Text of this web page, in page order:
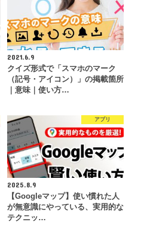
2021.6.9
クイズ形式で「スマホのマーク
（記号・アイコン）」の掲載箇所
｜意味｜使い方…
アプリ
2025.8.9
【Googleマップ】使い慣れた人
が無意識にやっている、実用的な
テクニッ…